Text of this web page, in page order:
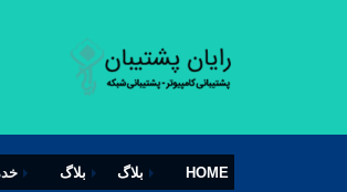
HOME بلاگ بلاگ